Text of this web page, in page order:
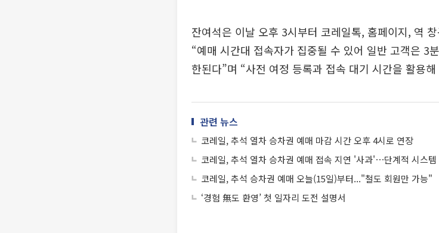
잔여석은 이날 오후 3시부터 코레일톡, 홈페이지, 역
“예매 시간대 접속자가 집중될 수 있어 일반 고객은 3
한된다”며 “사전 여정 등록과 접속 대기 시간을 활용
관련 뉴스
코레일, 추석 열차 승차권 예매 마감 시간 오후 4시로 연장
코레일, 추석 열차 승차권 예매 접속 지연 '사과'⋯단계적 시스템
코레일, 추석 승차권 예매 오늘(15일)부터..."철도 회원만 가능"
‘경험 無도 환영’ 첫 일자리 도전 설명서